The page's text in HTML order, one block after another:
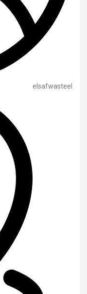
elsafwasteel